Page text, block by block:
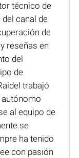
técnico de
canal de
de
reseñas en
del
de
trabajó
al equipo de
se
ha tenido
con pasión